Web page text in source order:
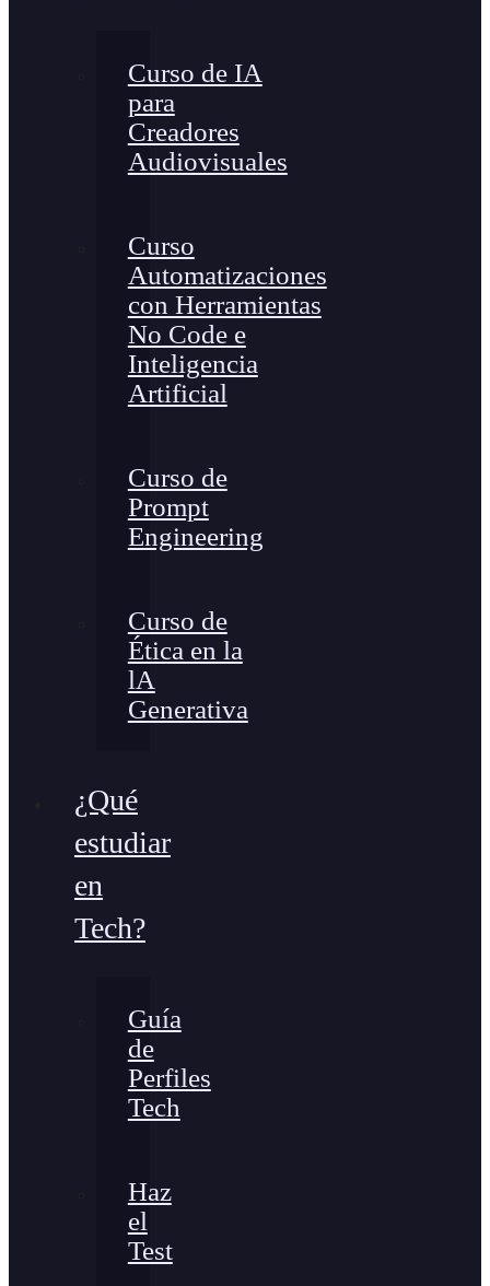
Curso de IA
para
Creadores
Audiovisuales
Curso
Automatizaciones
con Herramientas
No Code e
Inteligencia
Artificial
Curso de
Prompt
Engineering
Curso de
Ética en la
lA
Generativa
¿Qué
estudiar
en
Tech?
Guía
de
Perfiles
Tech
Haz
el
Test